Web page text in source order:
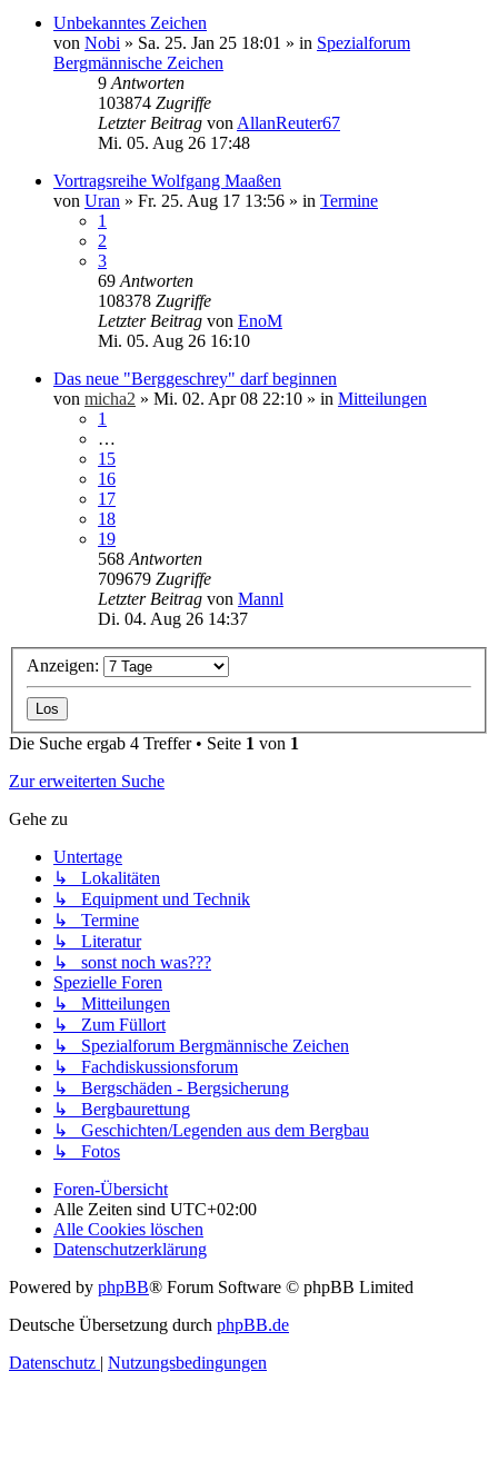
Unbekanntes Zeichen
von Nobi » Sa. 25. Jan 25 18:01 » in Spezialforum
Bergmännische Zeichen
9 Antworten
103874 Zugriffe
Letzter Beitrag von AllanReuter67
Mi. 05. Aug 26 17:48
Vortragsreihe Wolfgang Maaßen
von Uran » Fr. 25. Aug 17 13:56 » in Termine
1
2
3
69 Antworten
108378 Zugriffe
Letzter Beitrag von EnoM
Mi. 05. Aug 26 16:10
Das neue "Berggeschrey" darf beginnen
von micha2 » Mi. 02. Apr 08 22:10 » in Mitteilungen
1
…
15
16
17
18
19
568 Antworten
709679 Zugriffe
Letzter Beitrag von Mannl
Di. 04. Aug 26 14:37
Anzeigen:
Die Suche ergab 4 Treffer • Seite 1 von 1
Zur erweiterten Suche
Gehe zu
Untertage
↳ Lokalitäten
↳ Equipment und Technik
↳ Termine
↳ Literatur
↳ sonst noch was???
Spezielle Foren
↳ Mitteilungen
↳ Zum Füllort
↳ Spezialforum Bergmännische Zeichen
↳ Fachdiskussionsforum
↳ Bergschäden - Bergsicherung
↳ Bergbaurettung
↳ Geschichten/Legenden aus dem Bergbau
↳ Fotos
Foren-Übersicht
Alle Zeiten sind UTC+02:00
Alle Cookies löschen
Datenschutzerklärung
Powered by phpBB® Forum Software © phpBB Limited
Deutsche Übersetzung durch phpBB.de
Datenschutz | Nutzungsbedingungen